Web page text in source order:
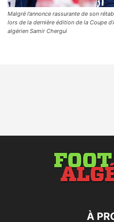
Malgré l’annonce rassurante de son
lors de la dernière édition de la Coupe
algérien Samir Chergui
À